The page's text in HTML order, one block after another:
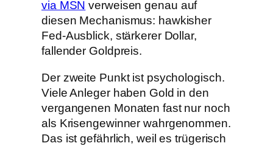
via MSN verweisen genau auf
diesen Mechanismus: hawkisher
Fed-Ausblick, stärkerer Dollar,
fallender Goldpreis.
Der zweite Punkt ist psychologisch.
Viele Anleger haben Gold in den
vergangenen Monaten fast nur noch
als Krisengewinner wahrgenommen.
Das ist gefährlich, weil es trügerisch